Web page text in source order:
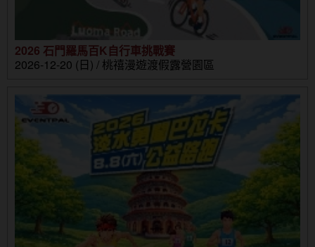
2026 石門羅馬百K自行車挑戰賽
2026-12-20 (日) / 桃禧漫遊渡假露營園區